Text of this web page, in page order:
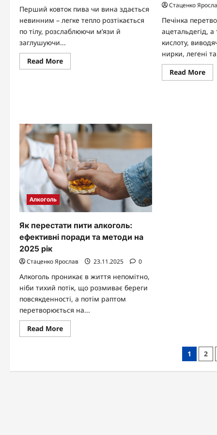
Перший ковток пива чи вина здається
невинним – легке тепло розтікається
по тілу, розслаблюючи м’язи й
заглушуючи...
Read MoreRead
more
Стаценко
Печінка
ацетальдегід,
кислоту,
нирки, легені
Read MoreRead
Алкоголь
Як перестати пити алкоголь:
ефективні поради та методи на
2025 рік
Стаценко Ярослав 23.11.2025 0
Алкоголь проникає в життя непомітно,
ніби тихий потік, що розмиває береги
повсякденності, а потім раптом
перетворюється на...
Read MoreRead
more
алкоголь:
1 2